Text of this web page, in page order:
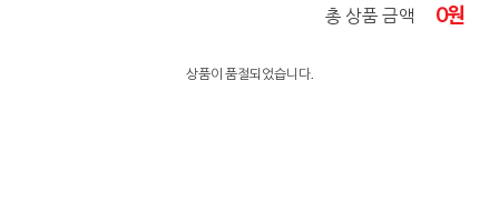
총 상품 금액 0원
상품이 품절되었습니다.